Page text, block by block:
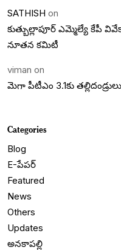
SATHISH on
కుత్బుల్లాపూర్ ఎమ్మెల్యే కేపీ
నూతన కమిటీ
viman on
మెగా పీటీఎం 3.1కు
Categories
Blog
E-పేపర్
Featured
News
Others
Updates
అనకాపల్లి